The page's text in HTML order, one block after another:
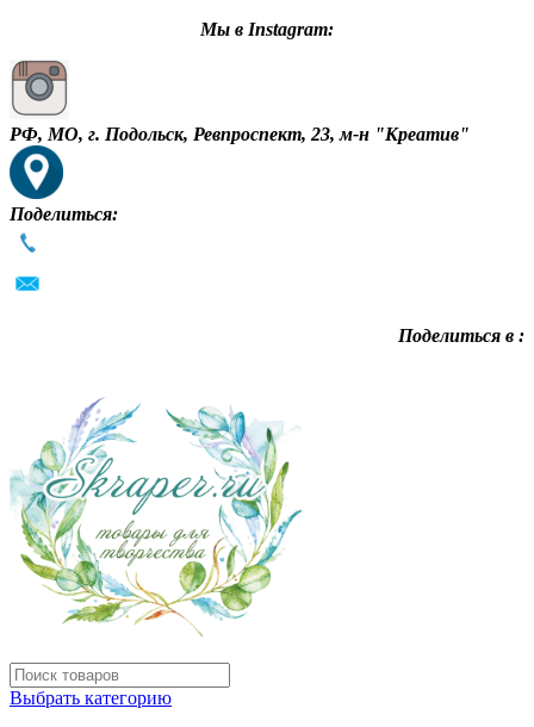
Мы в Instagram:
РФ, МО, г. Подольск, Ревпроспект, 23, м-н "Креатив"
Поделиться:
Поделиться в :
Выбрать категорию